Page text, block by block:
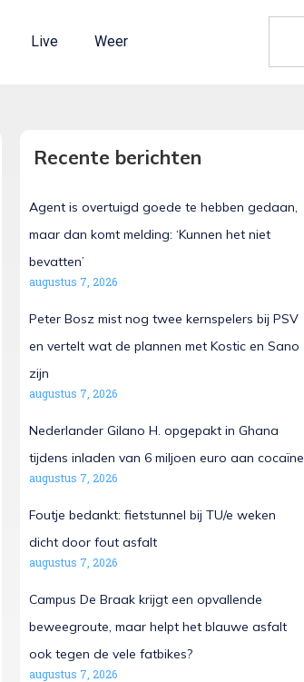
Live Weer
Recente berichten
Agent is overtuigd goede te hebben gedaan,
maar dan komt melding: ‘Kunnen het niet
bevatten’
augustus 7, 2026
Peter Bosz mist nog twee kernspelers bij PSV
en vertelt wat de plannen met Kostic en Sano
zijn
augustus 7, 2026
Nederlander Gilano H. opgepakt in Ghana
tijdens inladen van 6 miljoen euro aan cocaïne
augustus 7, 2026
Foutje bedankt: fietstunnel bij TU/e weken
dicht door fout asfalt
augustus 7, 2026
Campus De Braak krijgt een opvallende
beweegroute, maar helpt het blauwe asfalt
ook tegen de vele fatbikes?
augustus 7, 2026